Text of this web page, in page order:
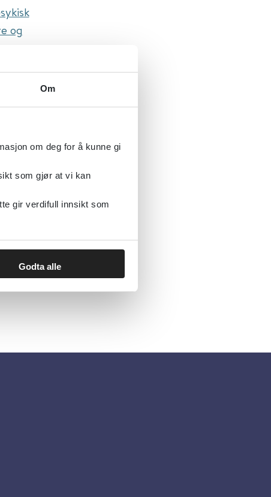
Om
om deg for å kunne gi
som gjør at vi kan
gir verdifull innsikt som
Godta alle
og
for